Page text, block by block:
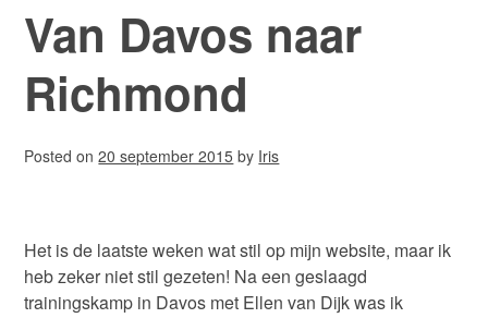
Van Davos naar
Richmond
Posted on20 september 2015 by Iris
Het is de laatste weken wat stil op mijn website, maar ik
heb zeker niet stil gezeten! Na een geslaagd
trainingskamp in Davos met Ellen van Dijk was ik